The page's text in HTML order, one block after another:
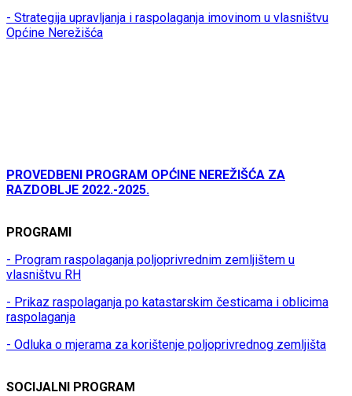
- Strategija upravljanja i raspolaganja imovinom u vlasništvu
Općine Nerežišća
PROVEDBENI PROGRAM OPĆINE NEREŽIŠĆA ZA
RAZDOBLJE 2022.-2025.
PROGRAMI
- Program raspolaganja poljoprivrednim zemljištem u
vlasništvu RH
- Prikaz raspolaganja po katastarskim česticama i oblicima
raspolaganja
- Odluka o mjerama za korištenje poljoprivrednog zemljišta
SOCIJALNI PROGRAM